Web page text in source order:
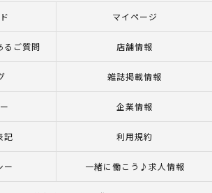
マイページ
るご質問 店舗情報
雑誌掲載情報
企業情報
記 利用規約
ー 一緒に働こう♪求人情報